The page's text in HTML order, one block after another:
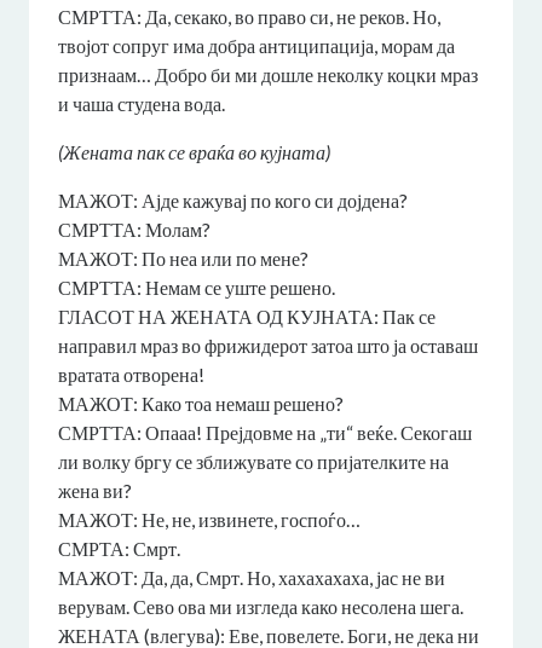
СМРТТА: Да, секако, во право си, не реков. Но,
твојот сопруг има добра антиципација, морам да
признаам… Добро би ми дошле неколку коцки мраз
и чаша студена вода.
(Жената пак се враќа во кујната)
МАЖОТ: Ајде кажувај по кого си дојдена?
СМРТТА: Молам?
МАЖОТ: По неа или по мене?
СМРТТА: Немам се уште решено.
ГЛАСОТ НА ЖЕНАТА ОД КУЈНАТА: Пак се
направил мраз во фрижидерот затоа што ја оставаш
вратата отворена!
МАЖОТ: Како тоа немаш решено?
СМРТТА: Опааа! Прејдовме на „ти“ веќе. Секогаш
ли волку бргу се зближувате со пријателките на
жена ви?
МАЖОТ: Не, не, извинете, госпоѓо…
СМРТА: Смрт.
МАЖОТ: Да, да, Смрт. Но, хахахахаха, јас не ви
верувам. Сево ова ми изгледа како несолена шега.
ЖЕНАТА (влегува): Еве, повелете. Боги, не дека ни